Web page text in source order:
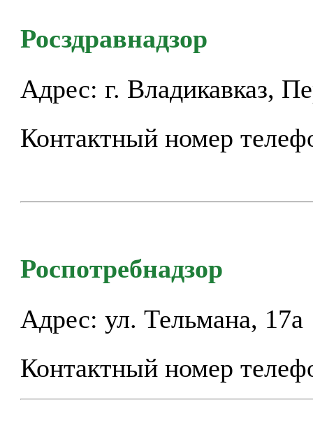
Росздравнадзор
Адрес: г. Владикавказ,
Контактный номер
Роспотребнадзор
Адрес: ул. Тельмана, 17а
Контактный номер